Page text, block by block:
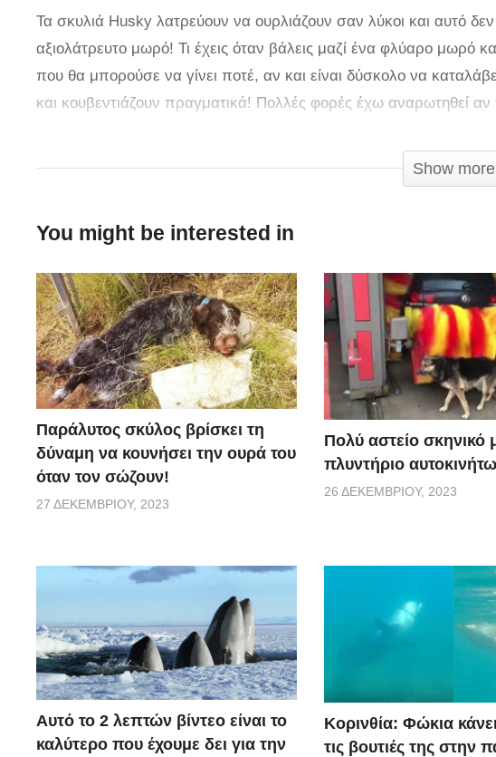
Τα σκυλιά Husky λατρεύουν να ουρλιάζουν σαν λύκοι και αυτό
αξιολάτρευτο μωρό! Τι έχεις όταν βάλεις μαζί ένα φλύαρο μωρό
που θα μπορούσε να γίνει ποτέ, αν και είναι δύσκολο να
και κουβεντιάζουν πραγματικά! Πολλές φορές έχω αναρωτηθεί
με εμάς όταν δεν δείχνουμε να τα καταλαβαίνουμε; Αυτό το
Show more
You might be interested in
Παράλυτος σκύλος βρίσκει τη
δύναμη να κουνήσει την ουρά του
όταν τον σώζουν!
27 ΔΕΚΕΜΒΡΊΟΥ, 2023
Πολύ αστείο σκηνικό
πλυντήριο
26 ΔΕΚΕΜΒΡΊΟΥ, 2023
Αυτό το 2 λεπτών βίντεο είναι το
καλύτερο που έχουμε δει για την
Κορινθία: Φώκια
τις βουτιές της στην